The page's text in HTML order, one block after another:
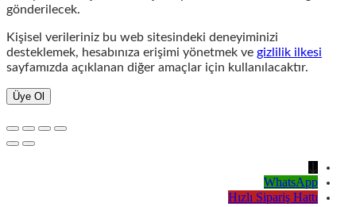
gönderilecek.
Kişisel verileriniz bu web sitesindeki deneyiminizi
desteklemek, hesabınıza erişimi yönetmek ve gizlilik ilkesi
sayfamızda açıklanan diğer amaçlar için kullanılacaktır.
Üye Ol
↓
WhatsApp
Hızlı Sipariş Hattı